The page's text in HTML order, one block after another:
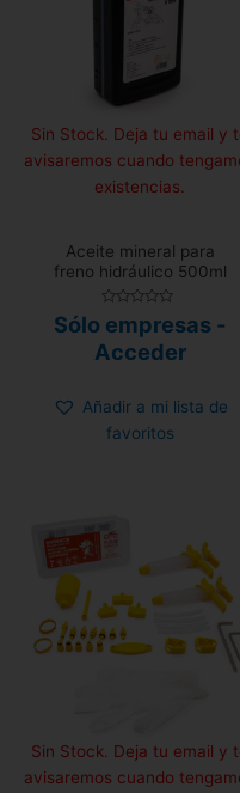
Sin Stock. Deja tu email y
avisaremos cuando
existencias.
Aceite mineral para
freno hidráulico 500ml
con
0
de
Sólo empresas -
Acceder
Añadir a mi lista de
favoritos
Sin Stock. Deja tu email y
avisaremos cuando